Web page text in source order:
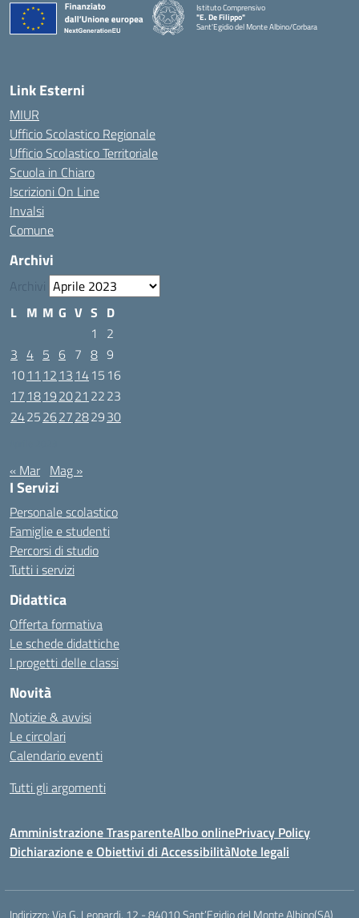
Istituto Comprensivo
"E. De Filippo"
Sant'Egidio del Monte Albino/Corbara
Link Esterni
MIUR
Ufficio Scolastico Regionale
Ufficio Scolastico Territoriale
Scuola in Chiaro
Iscrizioni On Line
Invalsi
Comune
Archivi
Archivi
L M M G V S D
1
2
3 4 5 6 7 8 9
1011 12 13 1415 16
17 18192021 2223
24252627282930
« Mar Mag »
I Servizi
Personale scolastico
Famiglie e studenti
Percorsi di studio
Tutti i servizi
Didattica
Offerta formativa
Le schede didattiche
I progetti delle classi
Novità
Notizie & avvisi
Le circolari
Calendario eventi
Tutti gli argomenti
Amministrazione TrasparenteAlbo onlinePrivacy Policy
Dichiarazione e Obiettivi di AccessibilitàNote legali
Indirizzo:Via G. Leopardi, 12 - 84010 Sant’Egidio del Monte Albino(SA)